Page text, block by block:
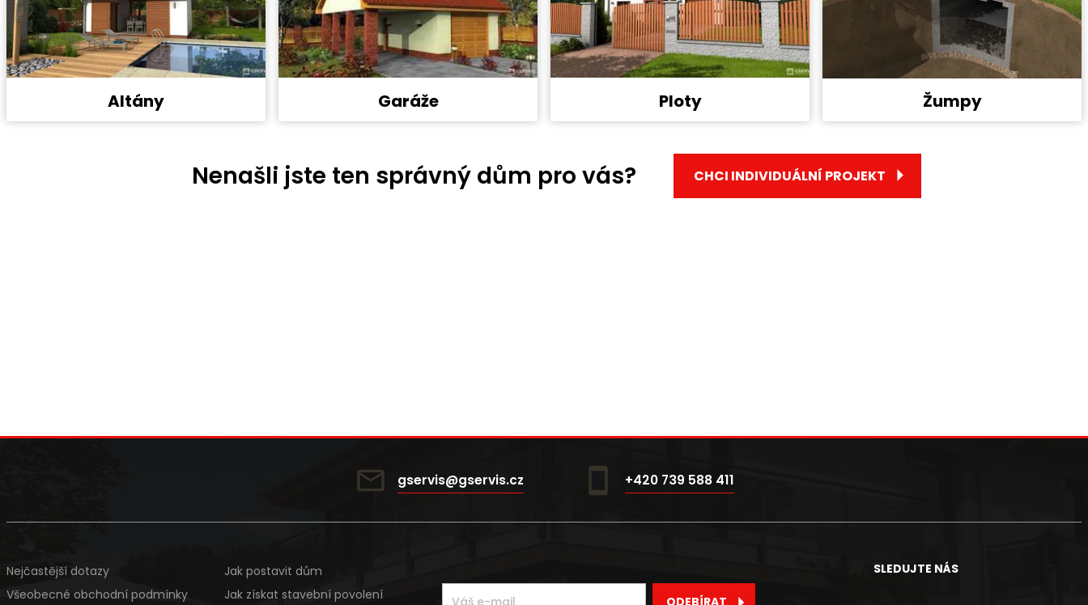
Altány Garáže Ploty Žumpy
Nenašli jste ten správný dům pro vás? CHCI INDIVIDUÁLNÍ PROJEKT
gservis@gservis.cz +420 739 588 411
Nejčastější dotazy
Všeobecné obchodní podmínky
Jak postavit dům
Jak získat stavební povolení
ODEBÍRAT
SLEDUJTE NÁS